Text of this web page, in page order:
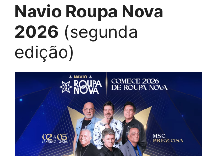
Navio Roupa Nova
2026 (segunda
edição)